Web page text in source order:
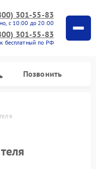
301-55-83
с 10:00 до 20:00
301-55-83
бесплатный по РФ
Позвонить